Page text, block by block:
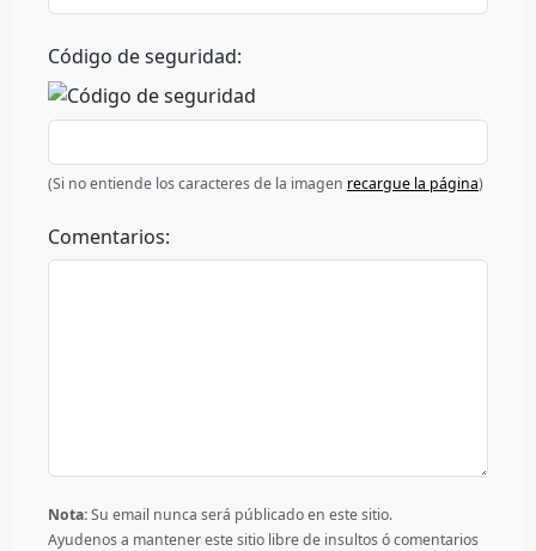
Código de seguridad:
(Si no entiende los caracteres de la imagen recargue la página)
Comentarios:
Nota:Su email nunca será públicado en este sitio.
Ayudenos a mantener este sitio libre de insultos ó comentarios